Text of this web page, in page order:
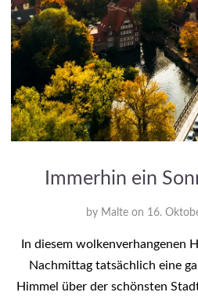
Immerhin ein
by Malte on 16.
In diesem wolkenverhangenen
Nachmittag tatsächlich eine
Himmel über der schönsten